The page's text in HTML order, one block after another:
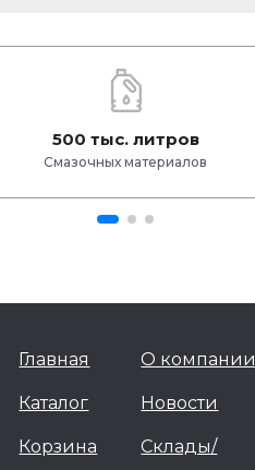
500 тыс. литров
Смазочных материалов
Главная
Каталог
Корзина
О компании
Новости
Склады/